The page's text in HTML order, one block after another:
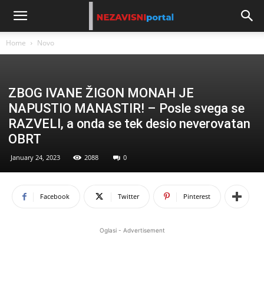
Home Novo
ZBOG IVANE ŽIGON MONAH JE
NAPUSTIO MANASTIR! – Posle svega se
RAZVELI, a onda se tek desio neverovatan
OBRT
January 24, 2023 2088 0
Facebook Twitter Pinterest
Oglasi - Advertisement